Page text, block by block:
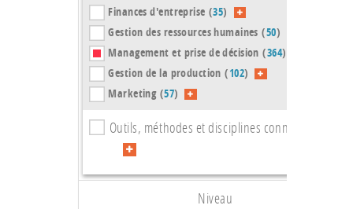
Finances d'entreprise (35)
Gestion des ressources humaines (50)
Management et prise de décision (364)
Gestion de la production (102)
Marketing (57)
Outils, méthodes et disciplines connexes (
Niveau